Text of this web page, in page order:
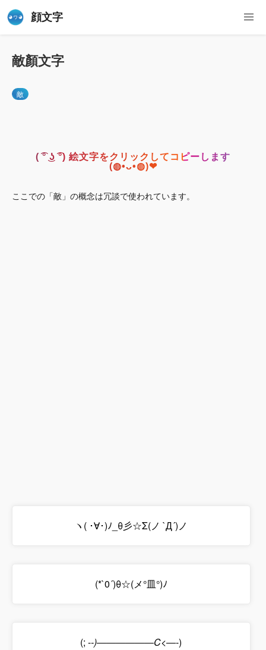
顔文字
敵顏文字
敵
( ͡° ͜ʖ ͡°) 絵文字をクリックしてコピーします
(◍•ᴗ•◍)❤
ここでの「敵」の概念は冗談で使われています。
ヽ( ･∀･)ﾉ_θ彡☆Σ(ノ `Д´)ノ
(*`0´)θ☆(メ°皿°)ﾉ
(; --)――――――C<―-)